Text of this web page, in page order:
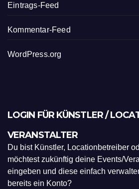
Eintrags-Feed
Kommentar-Feed
WordPress.org
LOGIN FÜR KÜNSTLER /
VERANSTALTER
Du bist Künstler, Locationbetreiber
möchtest zukünftig deine Events/
eingeben und diese einfach
bereits ein Konto?